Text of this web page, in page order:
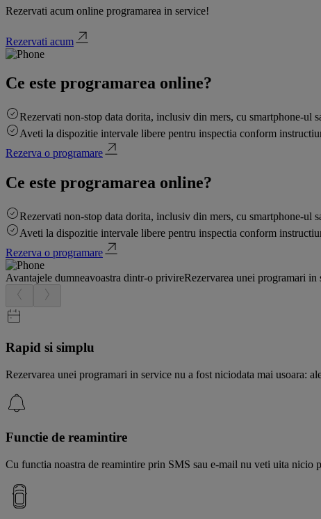
Rezervati acum online programarea in service!
Rezervati acum
Ce este programarea online?
Rezervati non-stop data dorita, inclusiv din mers, cu smartphone-ul
Aveti la dispozitie intervale libere pentru inspectia conform
Rezerva o programare
Ce este programarea online?
Rezervati non-stop data dorita, inclusiv din mers, cu smartphone-ul
Aveti la dispozitie intervale libere pentru inspectia conform
Rezerva o programare
Avantajele dumneavoastra dintr-o privireRezervarea unei programari in
Rapid si simplu
Rezervarea unei programari in service nu a fost niciodata mai usoara:
Functie de reamintire
Cu functia noastra de reamintire prin SMS sau e-mail nu veti uita nicio